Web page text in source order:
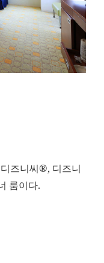
즈니씨®, 디즈니
룸이다.